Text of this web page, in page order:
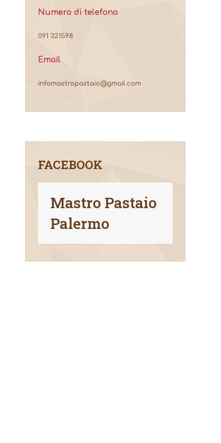
Numero di telefono
091 321598
Email
infomastropastaio@gmail.com
FACEBOOK
Mastro Pastaio
Palermo